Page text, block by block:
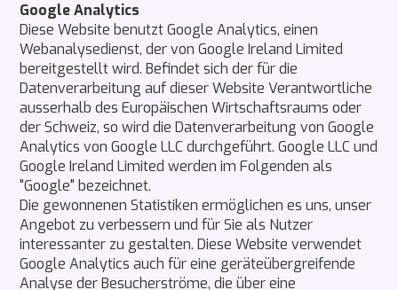
Google Analytics
Diese Website benutzt Google Analytics, einen
Webanalysedienst, der von Google Ireland Limited
bereitgestellt wird. Befindet sich der für die
Datenverarbeitung auf dieser Website Verantwortliche
ausserhalb des Europäischen Wirtschaftsraums oder
der Schweiz, so wird die Datenverarbeitung von Google
Analytics von Google LLC durchgeführt. Google LLC und
Google Ireland Limited werden im Folgenden als
"Google" bezeichnet.
Die gewonnenen Statistiken ermöglichen es uns, unser
Angebot zu verbessern und für Sie als Nutzer
interessanter zu gestalten. Diese Website verwendet
Google Analytics auch für eine geräteübergreifende
Analyse der Besucherströme, die über eine